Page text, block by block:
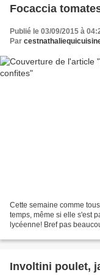
Focaccia
Publié le 03/09/2015 à
Par
Cette semaine comme
temps, même si elle s'est
lycéenne! Bref pas
Involtini poulet,